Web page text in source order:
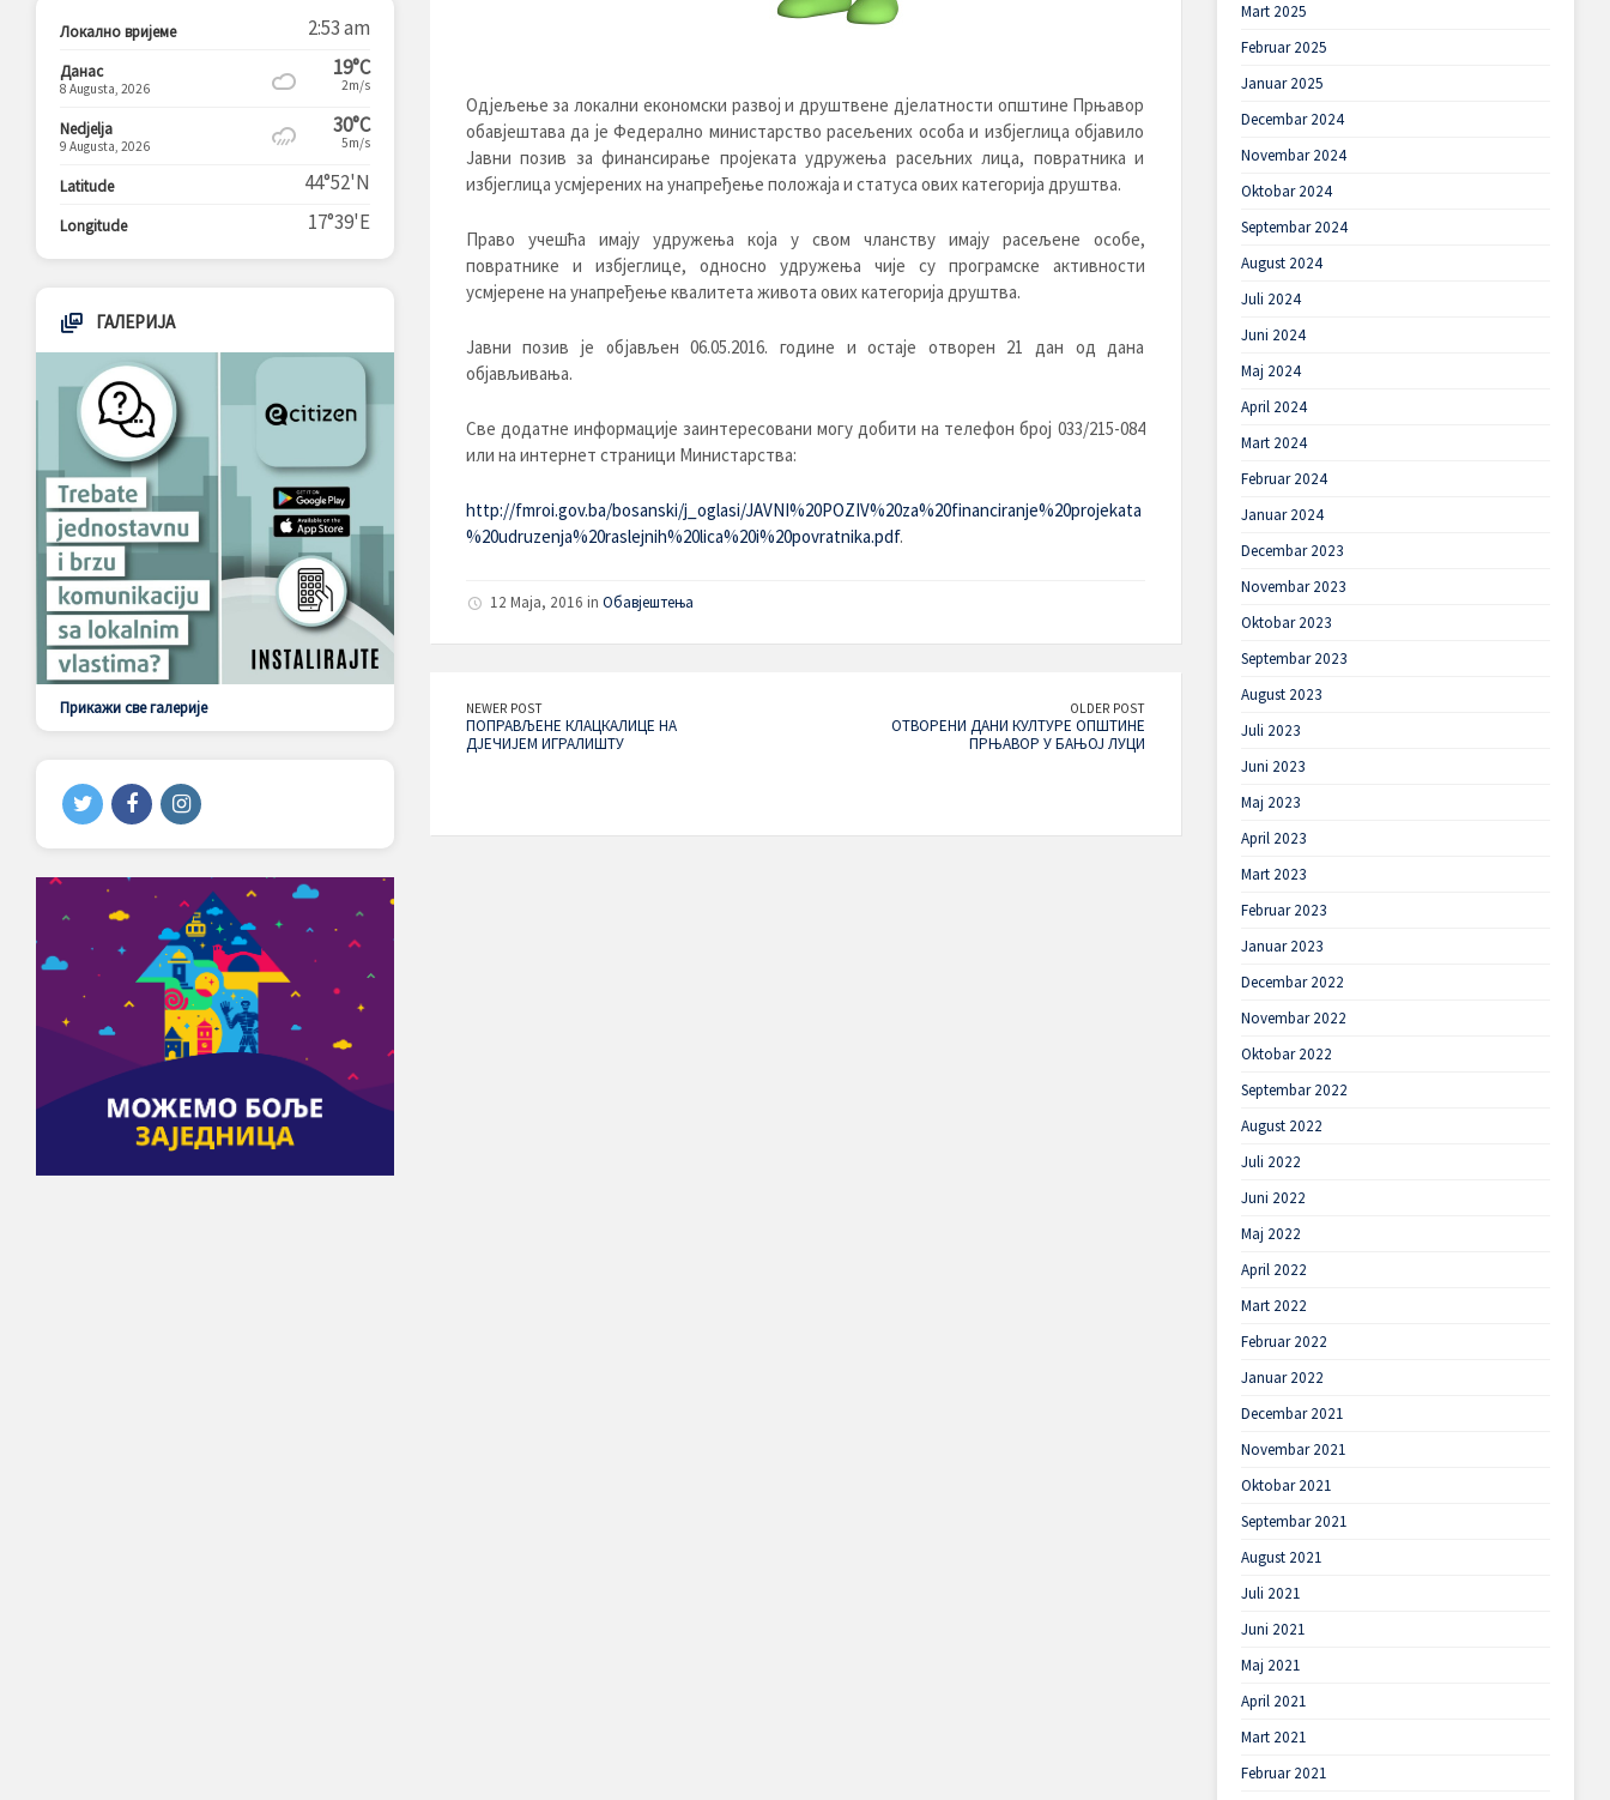
Одјељење за локални економски развој и друштвене дјелатности општине Прњавор
обавјештава да је Федерално министарство расељених особа и избјеглица објавило
Јавни позив за финансирање пројеката удружења расељних лица, повратника и
избјеглица усмјерених на унапређење положаја и статуса ових категорија друштва.
Право учешћа имају удружења која у свом чланству имају расељене особе,
повратнике и избјеглице, односно удружења чије су програмске активности
усмјерене на унапређење квалитета живота ових категорија друштва.
Јавни позив је објављен 06.05.2016. године и остаје отворен 21 дан од дана
објављивања.
Све додатне информације заинтересовани могу добити на телефон број 033/215-084
или на интернет страници Министарства:
http://fmroi.gov.ba/bosanski/j_oglasi/JAVNI%20POZIV%20za%20financiranje%20projekata
%20udruzenja%20raslejnih%20lica%20i%20povratnika.pdf.
12 Maja, 2016 in Обавјештења
NEWER POST
ПОПРАВЉЕНЕ КЛАЦКАЛИЦЕ НА
ДЈЕЧИЈЕМ ИГРАЛИШТУ
OLDER POST
ОТВОРЕНИ ДАНИ КУЛТУРЕ ОПШТИНЕ
ПРЊАВОР У БАЊОЈ ЛУЦИ
Локално вријеме 2:53 am
Данас
8 Augusta, 2026
19°C
2m/s
Nedjelja
9 Augusta, 2026
30°C
5m/s
Latitude 44°52'N
Longitude 17°39'E
ГАЛЕРИЈА
Прикажи све галерије
Mart 2025
Februar 2025
Januar 2025
Decembar 2024
Novembar 2024
Oktobar 2024
Septembar 2024
August 2024
Juli 2024
Juni 2024
Maj 2024
April 2024
Mart 2024
Februar 2024
Januar 2024
Decembar 2023
Novembar 2023
Oktobar 2023
Septembar 2023
August 2023
Juli 2023
Juni 2023
Maj 2023
April 2023
Mart 2023
Februar 2023
Januar 2023
Decembar 2022
Novembar 2022
Oktobar 2022
Septembar 2022
August 2022
Juli 2022
Juni 2022
Maj 2022
April 2022
Mart 2022
Februar 2022
Januar 2022
Decembar 2021
Novembar 2021
Oktobar 2021
Septembar 2021
August 2021
Juli 2021
Juni 2021
Maj 2021
April 2021
Mart 2021
Februar 2021